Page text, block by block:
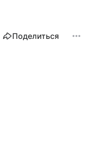
Поделиться